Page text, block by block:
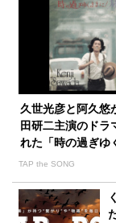
久世光彦と阿久悠
田研二主演のドラ
れた「時の過ぎゆ
TAP the SONG